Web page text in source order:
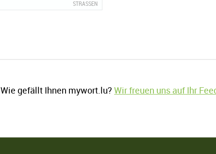
STRASSEN
Wie gefällt Ihnen mywort.lu?Wir freuen uns auf Ihr